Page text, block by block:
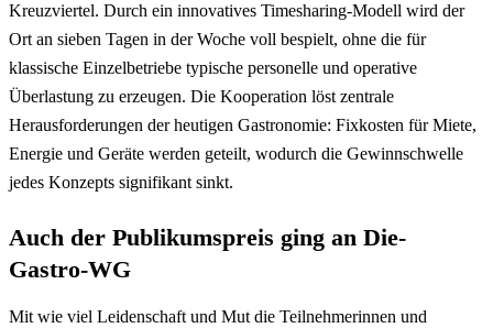
Kreuzviertel. Durch ein innovatives Timesharing-Modell wird der
Ort an sieben Tagen in der Woche voll bespielt, ohne die für
klassische Einzelbetriebe typische personelle und operative
Überlastung zu erzeugen. Die Kooperation löst zentrale
Herausforderungen der heutigen Gastronomie: Fixkosten für Miete,
Energie und Geräte werden geteilt, wodurch die Gewinnschwelle
jedes Konzepts signifikant sinkt.
Auch der Publikumspreis ging an Die-
Gastro-WG
Mit wie viel Leidenschaft und Mut die Teilnehmerinnen und